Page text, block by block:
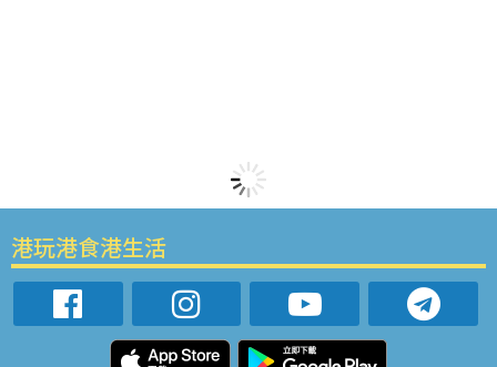
港玩港食港生活